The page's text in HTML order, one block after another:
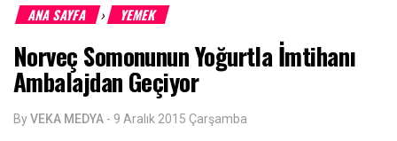
ANA SAYFA › YEMEK
Norveç Somonunun Yoğurtla İmtihanı
Ambalajdan Geçiyor
ByVEKA MEDYA - 9 Aralık 2015 Çarşamba